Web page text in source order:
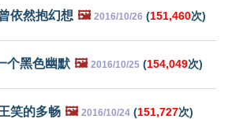
依然抱幻想 🖼️ 2016/10/26 (151,460次)
个黑色幽默 🖼️ 2016/10/25 (154,049次)
笑的多畅 🖼️ 2016/10/24 (151,727次)